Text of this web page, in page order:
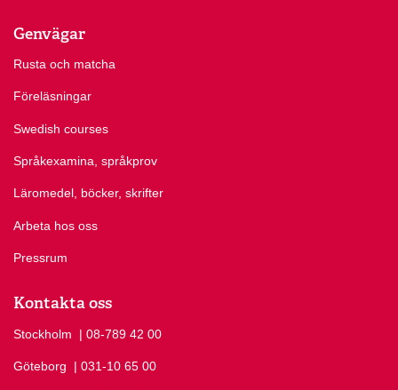
Genvägar
Rusta och matcha
Föreläsningar
Swedish courses
Språkexamina, språkprov
Läromedel, böcker, skrifter
Arbeta hos oss
Pressrum
Kontakta oss
Stockholm Ring Stockholm på
| 08-789 42 00
Göteborg Ring Göteborg på
| 031-10 65 00